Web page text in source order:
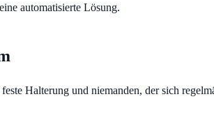
automatisierte Lösung.
Halterung und niemanden, der sich